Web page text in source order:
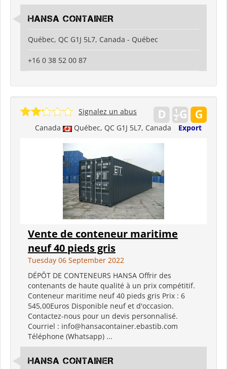
HANSA CONTAINER
Québec, QC G1J 5L7, Canada - Québec
+16 0 38 52 00 87
Canada Québec, QC G1J 5L7, Canada Export
Signalez un abus
Vente de conteneur maritime
neuf 40 pieds gris
Tuesday 06 September 2022
DÉPÔT DE CONTENEURS HANSA Offrir des
contenants de haute qualité à un prix compétitif.
Conteneur maritime neuf 40 pieds gris Prix ​​: 6
545,00Euros Disponible neuf et d'occasion.
Contactez-nous pour un devis personnalisé.
Courriel : info@hansacontainer.ebastib.com
Téléphone (Whatsapp) ...
HANSA CONTAINER